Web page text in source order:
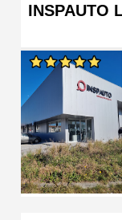
INSPAUTO